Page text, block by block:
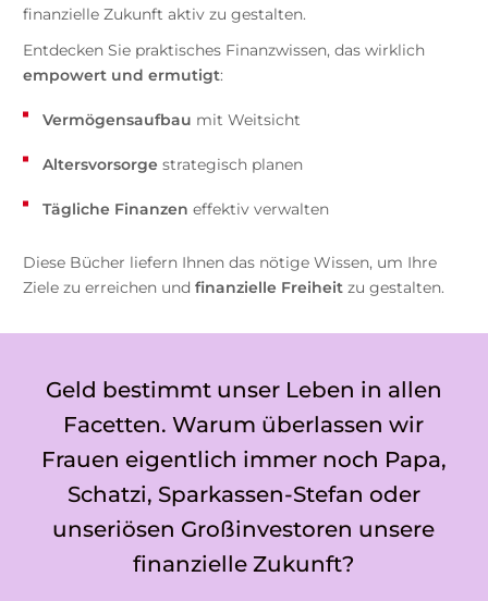
finanzielle Zukunft aktiv zu gestalten.
Entdecken Sie praktisches Finanzwissen, das wirklich
empowert und ermutigt:
Vermögensaufbau mit Weitsicht
Altersvorsorge strategisch planen
Tägliche Finanzen effektiv verwalten
Diese Bücher liefern Ihnen das nötige Wissen, um Ihre
Ziele zu erreichen und finanzielle Freiheitzu gestalten.
Geld bestimmt unser Leben in allen
Facetten. Warum überlassen wir
Frauen eigentlich immer noch Papa,
Schatzi, Sparkassen-Stefan oder
unseriösen Großinvestoren unsere
finanzielle Zukunft?